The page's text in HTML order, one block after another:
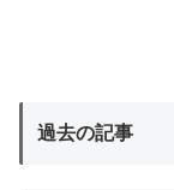
過去の記事